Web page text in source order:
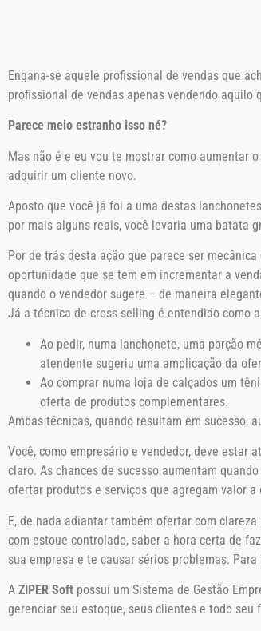
Engana-se aquele profissional de vendas que
profissional de vendas apenas vendendo aquilo
Parece meio estranho isso né?
Mas não é e eu vou te mostrar como aumentar
adquirir um cliente novo.
Aposto que você já foi a uma destas
por mais alguns reais, você levaria uma batata
Por de trás desta ação que parece ser
oportunidade que se tem em incrementar a
quando o vendedor sugere – de maneira
Já a técnica de cross-selling é entendido como
Ao pedir, numa lanchonete, uma porção
atendente sugeriu uma amplicação da
Ao comprar numa loja de calçados um
oferta de produtos complementares.
Ambas técnicas, quando resultam em sucesso,
Você, como empresário e vendedor, deve
claro. As chances de sucesso aumentam
ofertar produtos e serviços que agregam valor
E, de nada adiantar também ofertar com
com estoue controlado, saber a hora certa de
sua empresa e te causar sérios problemas.
A ZIPER Soft possuí um Sistema de Gestão
gerenciar seu estoque, seus clientes e todo